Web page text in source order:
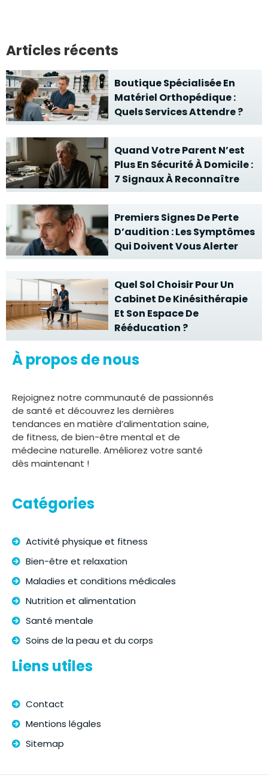
Articles récents
Boutique Spécialisée En
Matériel Orthopédique :
Quels Services Attendre ?
Quand Votre Parent N’est
Plus En Sécurité À Domicile :
7 Signaux À Reconnaître
Premiers Signes De Perte
D’audition : Les Symptômes
Qui Doivent Vous Alerter
Quel Sol Choisir Pour Un
Cabinet De Kinésithérapie
Et Son Espace De
Rééducation ?
À propos de nous
Rejoignez notre communauté de passionnés
de santé et découvrez les dernières
tendances en matière d’alimentation saine,
de fitness, de bien-être mental et de
médecine naturelle. Améliorez votre santé
dès maintenant !
Catégories
Activité physique et fitness
Bien-être et relaxation
Maladies et conditions médicales
Nutrition et alimentation
Santé mentale
Soins de la peau et du corps
Liens utiles
Contact
Mentions légales
Sitemap